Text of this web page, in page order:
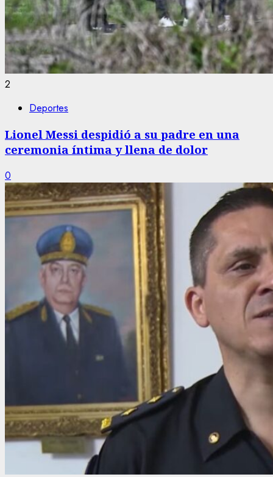
2
Deportes
Lionel Messi despidió a su padre en una
ceremonia íntima y llena de dolor
0